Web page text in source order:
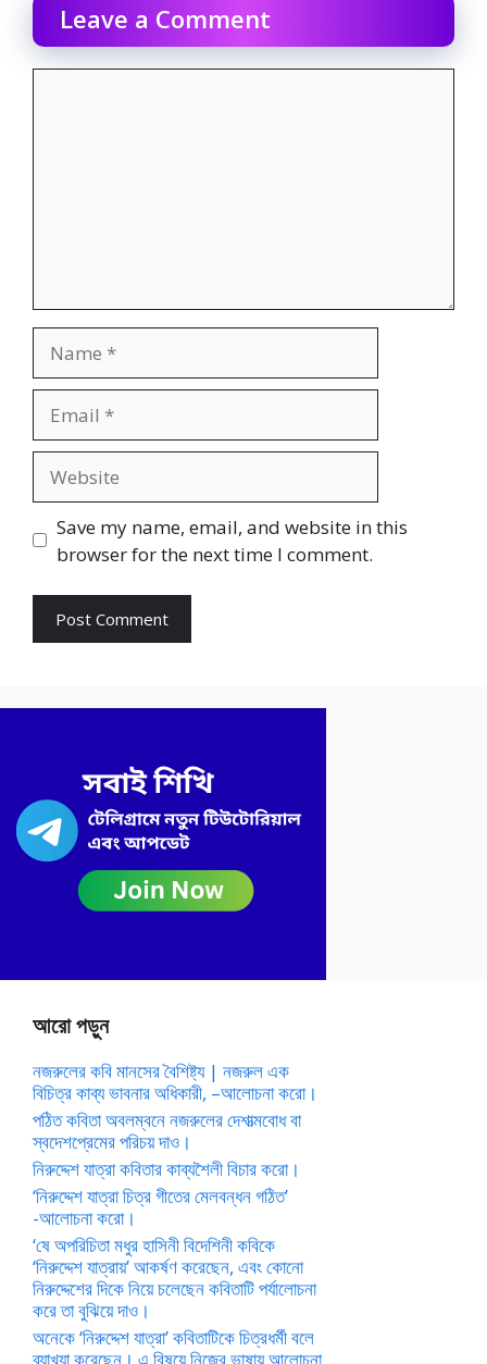
Leave a Comment
Save my name, email, and website in this
browser for the next time I comment.
আরো পড়ুন
নজরুলের কবি মানসের বৈশিষ্ট্য | নজরুল এক
বিচিত্র কাব্য ভাবনার অধিকারী, –আলোচনা করো।
পঠিত কবিতা অবলম্বনে নজরুলের দেশাত্মবোধ বা
স্বদেশপ্রেমের পরিচয় দাও।
নিরুদ্দেশ যাত্রা কবিতার কাব্যশৈলী বিচার করো।
‘নিরুদ্দেশ যাত্রা চিত্র গীতের মেলবন্ধন গঠিত’
-আলোচনা করো।
‘ষে অপরিচিতা মধুর হাসিনী বিদেশিনী কবিকে
‘নিরুদ্দেশ যাত্রায়’ আকর্ষণ করেছেন, এবং কোনো
নিরুদ্দেশের দিকে নিয়ে চলেছেন কবিতাটি পর্যালোচনা
করে তা বুঝিয়ে দাও।
অনেকে ‘নিরুদ্দেশ যাত্রা’ কবিতাটিকে চিত্রধর্মী বলে